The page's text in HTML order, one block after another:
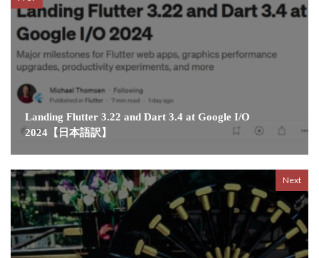
Landing Flutter 3.22 and Dart 3.4 at Google I/O
2024【日本語訳】
Next